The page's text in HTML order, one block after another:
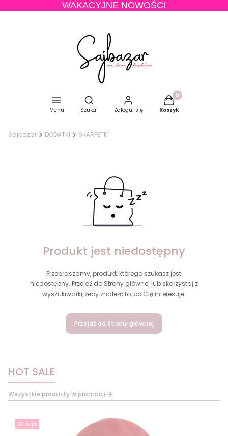
WAKACYJNE NOWOŚCI
Menu
Otwórz wyszukiwarkę
Szukaj Zaloguj się
Produkty w
Koszyk
Sajbazar DODATKI SKARPETKI
Produkt jest niedostępny
Przepraszamy, produkt, którego szukasz jest
niedostępny. Przejdź do Strony głównej lub skorzystaj z
wyszukiwarki, żeby znaleźć to, co Cię interesuje.
Przejdź do Strony głównej
HOT SALE
Wszystkie produkty w promocji
Okazja